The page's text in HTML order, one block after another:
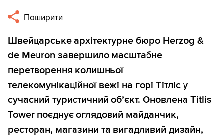
Поширити
Швейцарське архітектурне бюро Herzog &
de Meuron завершило масштабне
перетворення колишньої
телекомунікаційної вежі на горі Тітліс у
сучасний туристичний об’єкт. Оновлена Titlis
Tower поєднує оглядовий майданчик,
ресторан, магазини та вигадливий дизайн,